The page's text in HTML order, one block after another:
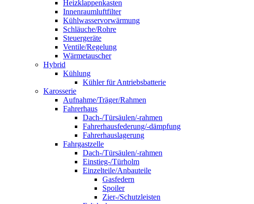
Heizklappenkasten
Innenraumluftfilter
Kühlwasservorwärmung
Schläuche/Rohre
Steuergeräte
Ventile/Regelung
Wärmetauscher
Hybrid
Kühlung
Kühler für Antriebsbatterie
Karosserie
Aufnahme/Träger/Rahmen
Fahrerhaus
Dach-/Türsäulen/-rahmen
Fahrerhausfederung/-dämpfung
Fahrerhauslagerung
Fahrgastzelle
Dach-/Türsäulen/-rahmen
Einstieg-/Türholm
Einzelteile/Anbauteile
Gasfedern
Spoiler
Zier-/Schutzleisten